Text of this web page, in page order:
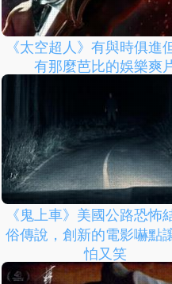
《太空超人》有與時俱進
有那麼芭比的娛樂爽
《鬼上車》美國公路恐怖
俗傳說，創新的電影嚇點
怕又笑